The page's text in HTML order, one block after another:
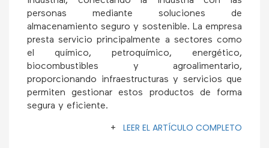
personas mediante soluciones de
almacenamiento seguro y sostenible. La empresa
presta servicio principalmente a sectores como
el químico, petroquímico, energético,
biocombustibles y agroalimentario,
proporcionando infraestructuras y servicios que
permiten gestionar estos productos de forma
segura y eficiente.
+ LEER EL ARTÍCULO COMPLETO